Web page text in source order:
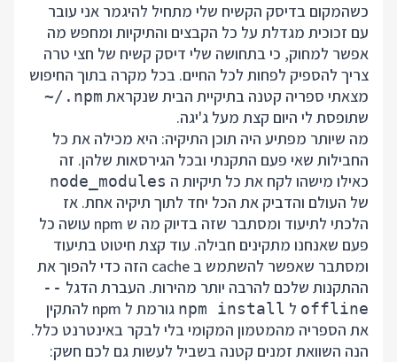
כשהמקום בדיסק הקשיח שלי מתחיל להיגמר אני עובר
עם זכוכית מגדלת על כל הקבצים והתיקיות ומחפש מה
אפשר למחוק, כי בתחושה שלי דיסק קשיח של חצי טרה
צריך להספיק לפחות לכל החיים. בכל מקרה בתוך החיפוש
מצאתי ספריה קטנה בתיקיית הבית שנקראת ~/.npm
שתופסת לי היום קצת מעל ג'יגה.
מה שיותר מפתיע היה תוכן התיקיה: היא מכילה את כל
החבילות שאי פעם התקנתי ובכל הגירסאות שלהן. זה
כאילו מישהו לקח את כל תיקיות ה node_modules
של העולם והדביק את הכל יחד לתוך תיקיה אחת. אז
הלכתי לתיעוד
ומסתבר שזה בדיוק מה ש npm עושה כל
פעם שאנחנו מתקינים חבילה. עוד קצת חיטוט בתיעוד
ומסתבר שאפשר להשתמש ב cache הזה כדי להפוך את
ההתקנות שלכם להרבה יותר מהירות. העברת הדגל --
offline ל npm install
גורמת ל npm להתקין
את הספריה מהמטמון המקומי בלי לבקר באינטרנט כלל.
הנה השוואת זמנים קטנה בשביל לעשות גם לכם חשק: